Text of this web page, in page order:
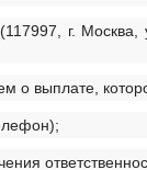
г. Москва,
о выплате,